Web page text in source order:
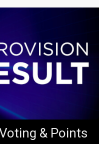
& Points